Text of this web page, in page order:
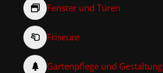
Fenster und Türen
Friseure
Gartenpflege und Gestaltung